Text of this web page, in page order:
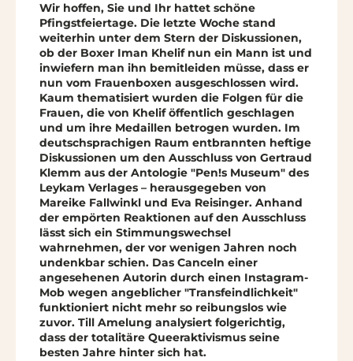
Wir hoffen, Sie und Ihr hattet schöne
Pfingstfeiertage. Die letzte Woche stand
weiterhin unter dem Stern der Diskussionen,
ob der Boxer Iman Khelif nun ein Mann ist und
inwiefern man ihn bemitleiden müsse, dass er
nun vom Frauenboxen ausgeschlossen wird.
Kaum thematisiert wurden die Folgen für die
Frauen, die von Khelif öffentlich geschlagen
und um ihre Medaillen betrogen wurden. Im
deutschsprachigen Raum entbrannten heftige
Diskussionen um den Ausschluss von Gertraud
Klemm aus der Antologie "Pen!s Museum" des
Leykam Verlages – herausgegeben von
Mareike Fallwinkl und Eva Reisinger. Anhand
der empörten Reaktionen auf den Ausschluss
lässt sich ein Stimmungswechsel
wahrnehmen, der vor wenigen Jahren noch
undenkbar schien. Das Canceln einer
angesehenen Autorin durch einen Instagram-
Mob wegen angeblicher "Transfeindlichkeit"
funktioniert nicht mehr so reibungslos wie
zuvor. Till Amelung analysiert folgerichtig,
dass der totalitäre Queeraktivismus seine
besten Jahre hinter sich hat.